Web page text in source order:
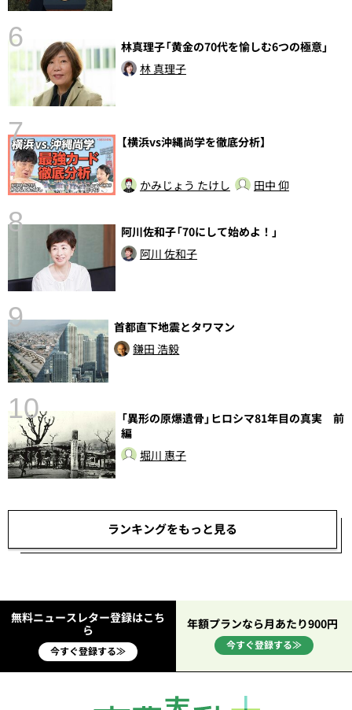
6
林真理子「黄金の70代を愉しむ6つの極意」
林 真理子
7 【横浜vs沖縄尚学を徹底分析】
かみじょう たけし 田中 仰
8
阿川佐和子「70にして始めよ！」
阿川 佐和子
9
首都直下地震とタワマン
鎌田 浩毅
10
「異形の原爆遺骨」ヒロシマ81年目の真実 前
編
堀川 惠子
ランキングをもっと見る
無料ニュースレター登録はこち
ら
今すぐ登録する≫
年額プランなら月あたり900円
今すぐ登録する≫